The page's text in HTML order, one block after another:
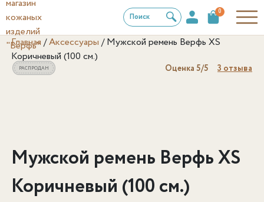
Поиск
0
Главная /Аксессуары /Мужской ремень Верфь XS
Коричневый (100 см.)
Оценка 5/5 3отзыва
Мужской ремень Верфь XS
Коричневый (100 см.)
РАСПРОДАН